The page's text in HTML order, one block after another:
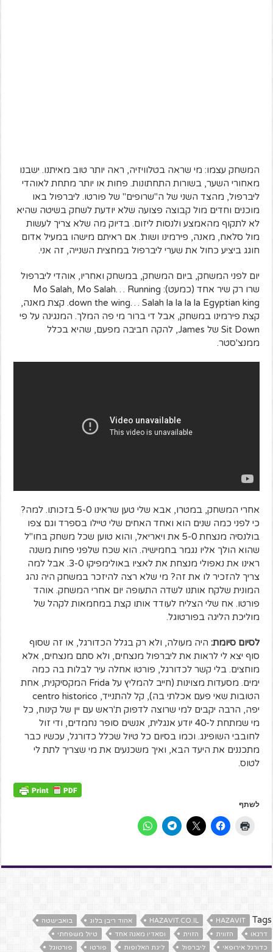
המשחק עצמו: מי שראה בטלוויזיה, ראה יותר טוב מאיתנו. ישבנו
מאחורי השער, בשורות התחתונות. פחות או יותר מתחת לאוהדי
ליברפול, מהצד השני של ה"שרופים" של פורטו. ליברפול באו
מוכנים וחדים מול קבוצה פצועה שלא יודעת לשחק בשיטה שהיא
לא לתקוף מהאמצע ולנסות ליזום. בדיוק מה שלא צריך לעשות
מול סלאח, מאנה, פירמינו ושות'. אם ראיתם מישהו במעיל אדום
חוגג ביציע כחול את שערי ליברפול במחצית השנייה, זה אני.
יום לפני המשחק, ביום המשחק, במשחק ואחריו, אוהדי ליברפול
שרו רק שיר אחד (כמעט): Mo Salah, Mo Salah… Running
down the wing… Salah la la la la Egyptian king. קצת מאנה,
קצת פירמינו במשחק, אבל די ברור מי פה המלך. המנגינה על פי
Sit Down של James, להקה חביבה מפעם, שהיא בכלל
ממנצ'סטר.
אחרי המשחק, במטרו, אבא שלי טען שראינו 5-0 בזכותו. למה?
כי לפני כמה שנים הוא ואחד האחים שלי טיילו בספרד וגם צפו
בולנסיה מנצחת 5-0 את ויאריאל, והוא טוען שכל משחק בחו"ל
שהוא הולך אליו נגמר בחמישיה. הוא שכח שלפני פחות משנה
ראינו את נאפולי מנצחת את לאציו באולימפיקו 3-0. אבל למה
צריך להזכיר לו את זה? מי שלא רצה להיזכר במשחק היה נהג
המונית שלקח אותנו לשדה התעופה יום אחרי המשחק. אוהד
פורטו. אח שלי הצליח לעודד אותו קצת במחמאות לקהל של
מוליכת הליגה בפורטוגל.
לסיום סיומת: היה מעולה, ולא רק בגלל הכדורגל, או זה שסוף
סוף יצא לי לראות את ליברפול מנצחים, ולא סתם מנצחים, אלא
מוחצים. בלי קשר לכדורגל, פורטו אחלה עיר לבלות בה כמה
ימים. מסעדות מצוינות (חייב להמליץ על Frida המקסיקנית, אחת
הטובות שאי פעם אכלתי בה), קל להתנייד, centro historico
יפה, הרבה יקבים למי שרוצה לדפוק ת'ראש עם יין של קינוח, כל
מי שמתחת ל-40 יודע אנגלית, אנשים סופר נחמדים, ודי זול
לחובבי השופינג. וכמו בסיום כל טיול שכלל כדורגל, עכשיו כבר
מתכננים את היעד הבא, ואיך משכנעים את מי שצריך לתת לי
לטוס.
לשתף
Tags
HAZAVIT
HAZAVIT.CO.IL אהוד ריבן בלוג
בואבישטה
דרגאו
הזווית הזוית וסאדיו מאנה אחד
טיול משפחתי
כדורגל אירופאי
ליברפול ליגת האלופות פורטו פורטוגל